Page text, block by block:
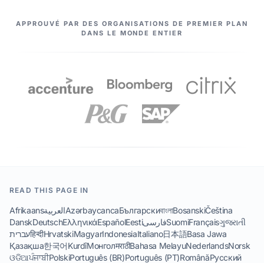
NOS PARTENAIRES
APPROUVÉ PAR DES ORGANISATIONS DE PREMIER PLAN
DANS LE MONDE ENTIER
READ THIS PAGE IN
AfrikaansالعربيةAzərbaycancaБългарскиবাংলাBosanskiČeština
DanskDeutschΕλληνικάEspañolEestiفارسیSuomiFrançaisગુજરાતી
עבריתहिन्दीHrvatskiMagyarIndonesiaItaliano日本語Basa Jawa
Қазақша한국어KurdîМонголमराठीBahasa MelayuNederlandsNorsk
ଓଡିଆਪੰਜਾਬੀPolskiPortuguês (BR)Português (PT)RomânăРусский